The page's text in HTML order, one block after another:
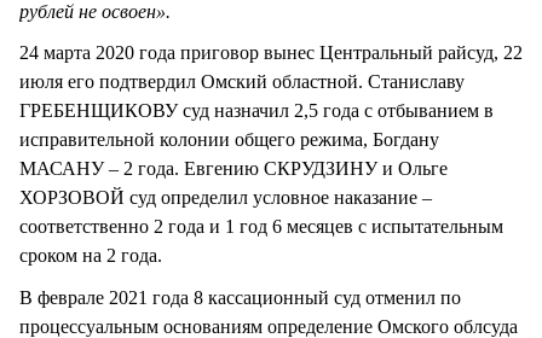
рублей не освоен».
24 марта 2020 года приговор вынес Центральный райсуд, 22
июля его подтвердил Омский областной. Станиславу
ГРЕБЕНЩИКОВУ суд назначил 2,5 года с отбыванием в
исправительной колонии общего режима, Богдану
МАСАНУ – 2 года. Евгению СКРУДЗИНУ и Ольге
ХОРЗОВОЙ суд определил условное наказание –
соответственно 2 года и 1 год 6 месяцев с испытательным
сроком на 2 года.
В феврале 2021 года 8 кассационный суд отменил по
процессуальным основаниям определение Омского облсуда